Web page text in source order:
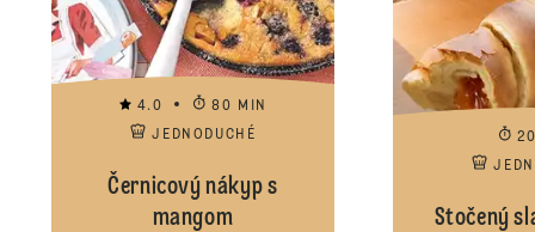
4.0
80 MIN
JEDNODUCHÉ
Černicový nákyp s
mangom
Stočený